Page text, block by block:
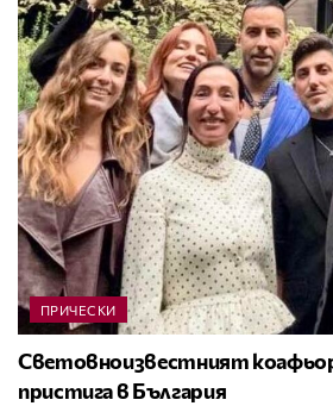
ПРИЧЕСКИ
Световноизвестният
пристига в България